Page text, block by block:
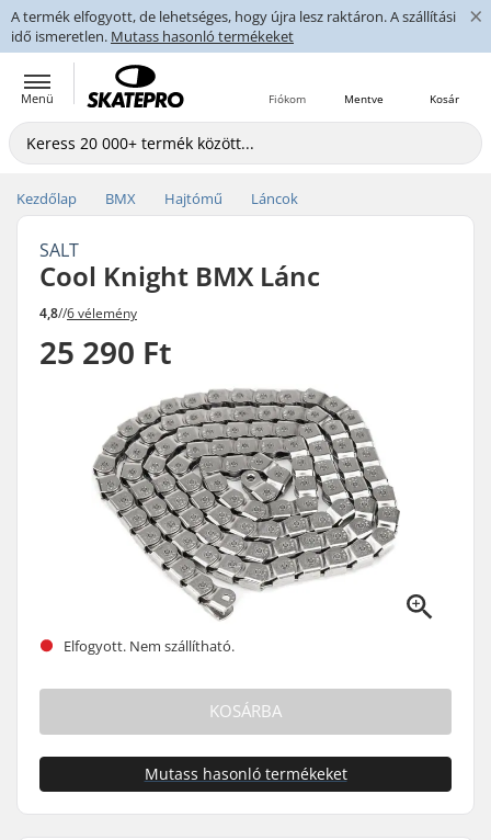
A termék elfogyott, de lehetséges, hogy újra lesz raktáron. A szállítási
idő ismeretlen. Mutass hasonló termékeket
×
Menü Kosár
Mentve
Fiókom
Kezdőlap BMX Hajtómű Láncok
SALT
Cool Knight BMX Lánc
4,8//6 vélemény
25 290 Ft
Elfogyott. Nem szállítható.
KOSÁRBA
Mutass hasonló termékeket